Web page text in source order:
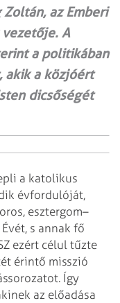
az Emberi
A
a politikában
akik a közjóért
dicsőségét
a katolikus
évfordulóját,
esztergom–
s annak fő
ezért célul tűzte
érintő misszió
Így
az előadása